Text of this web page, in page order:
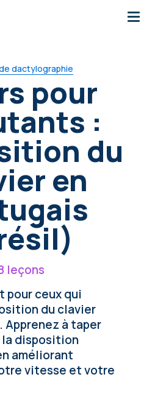
dactylographie
pour
:
du
en
leçons
pour ceux qui
du clavier
à taper
disposition
améliorant
vitesse et votre